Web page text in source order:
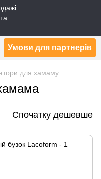
Умови для партнерів
для хамаму
Спочатку дешевше